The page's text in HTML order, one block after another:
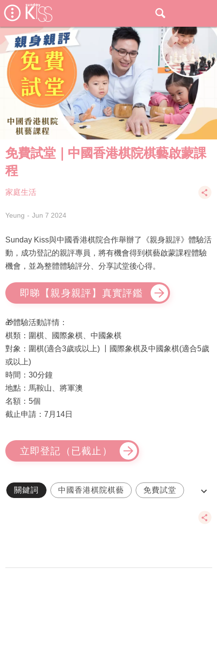
免費試堂｜中國香港棋院棋藝啟蒙課
程
家庭生活
Yeung Jun 7 2024
Sunday Kiss與中國香港棋院合作舉辦了《親身親評》體驗活
動，成功登記的親評專員，將有機會得到棋藝啟蒙課程體驗
機會，並為整體體驗評分、分享試堂後心得。
即睇【親身親評】真實評鑑
🎁體驗活動詳情：
棋類：圍棋、國際象棋、中國象棋
對象：圍棋(適合3歲或以上) 丨國際象棋及中國象棋(適合5歲
或以上)
時間：30分鐘
地點：馬鞍山、將軍澳
名額：5個
截止申請：7月14日
立即登記（已截止）
關鍵詞 中國香港棋院棋藝 免費試堂